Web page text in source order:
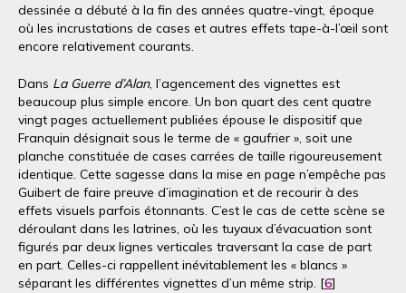
dessinée a débuté à la fin des années quatre-vingt, époque
où les incrustations de cases et autres effets tape-à-l’œil sont
encore relativement courants.
Dans La Guerre d’Alan, l’agencement des vignettes est
beaucoup plus simple encore. Un bon quart des cent quatre
vingt pages actuellement publiées épouse le dispositif que
Franquin désignait sous le terme de « gaufrier », soit une
planche constituée de cases carrées de taille rigoureusement
identique. Cette sagesse dans la mise en page n’empêche pas
Guibert de faire preuve d’imagination et de recourir à des
effets visuels parfois étonnants. C’est le cas de cette scène se
déroulant dans les latrines, où les tuyaux d’évacuation sont
figurés par deux lignes verticales traversant la case de part
en part. Celles-ci rappellent inévitablement les « blancs »
séparant les différentes vignettes d’un même strip. [6]